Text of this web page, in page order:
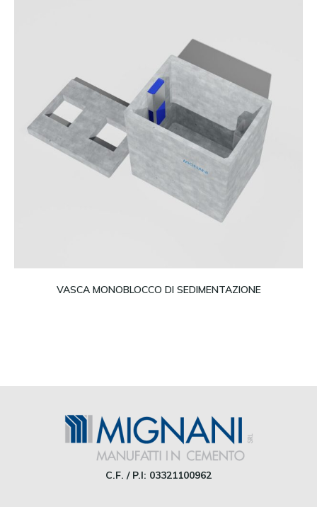
Leggi tutto
VASCA MONOBLOCCO DI SEDIMENTAZIONE
C.F. / P.I: 03321100962